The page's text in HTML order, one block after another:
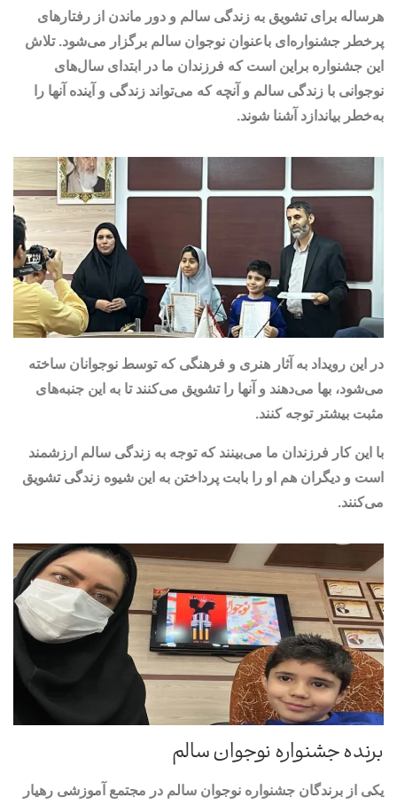
هرساله برای تشویق به زندگی سالم و دور ماندن از رفتارهای
پرخطر جشنواره‌ای باعنوان نوجوان سالم برگزار می‌شود. تلاش
این جشنواره براین است که فرزندان ما در ابتدای سال‌های
نوجوانی با زندگی سالم و آنچه که می‌تواند زندگی و آینده آنها را
به‌خطر بیاندازد آشنا شوند.
در این رویداد به آثار هنری و فرهنگی که توسط نوجوانان ساخته
می‌شود، بها می‌دهند و آنها را تشویق می‌کنند تا به این جنبه‌های
مثبت بیشتر توجه کنند.
با این کار فرزندان ما می‌بینند که توجه به زندگی سالم ارزشمند
است و دیگران هم او را بابت پرداختن به این شیوه زندگی تشویق
می‌کنند.
برنده جشنواره نوجوان سالم
یکی از برندگان جشنواره نوجوان سالم در مجتمع آموزشی رهیار